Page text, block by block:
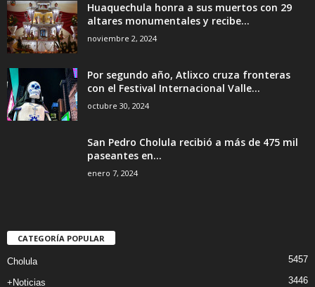
Huaquechula honra a sus muertos con 29
altares monumentales y recibe...
noviembre 2, 2024
Por segundo año, Atlixco cruza fronteras
con el Festival Internacional Valle...
octubre 30, 2024
San Pedro Cholula recibió a más de 475 mil
paseantes en...
enero 7, 2024
CATEGORÍA POPULAR
Cholula 5457
+Noticias 3446